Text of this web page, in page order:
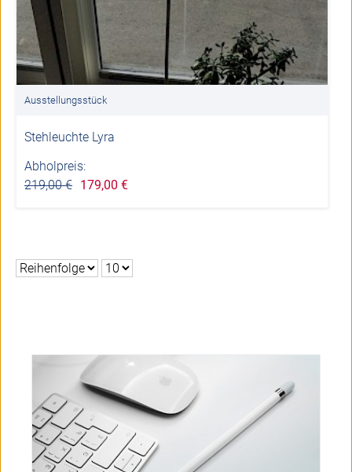
Ausstellungsstück
Stehleuchte Lyra
Abholpreis:
219,00 € 179,00 €